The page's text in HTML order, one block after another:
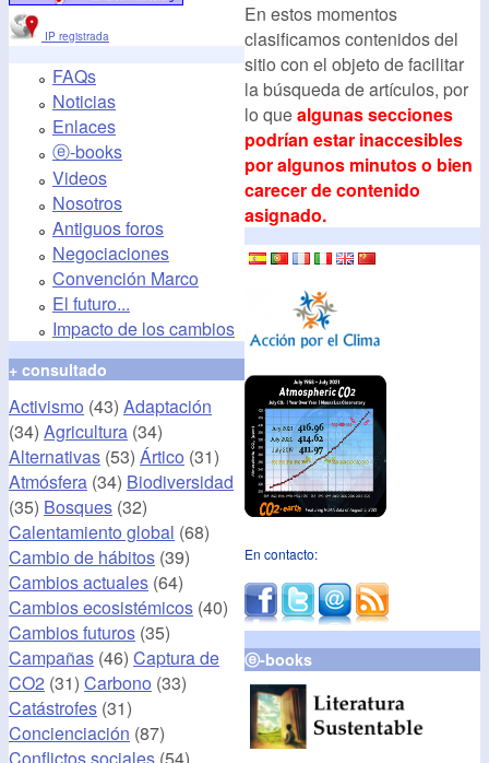
IP registrada
FAQs
Noticias
Enlaces
ⓔ-books
Videos
Nosotros
Antiguos foros
Negociaciones
Convención Marco
El futuro...
Impacto de los cambios
+ consultado
Activismo (43) Adaptación
(34) Agricultura (34)
Alternativas (53) Ártico (31)
Atmósfera (34) Biodiversidad
(35) Bosques (32)
Calentamiento global (68)
Cambio de hábitos (39)
Cambios actuales (64)
Cambios ecosistémicos (40)
Cambios futuros (35)
Campañas (46) Captura de
CO2 (31) Carbono (33)
Catástrofes (31)
Concienciación (87)
En estos momentos
clasificamos contenidos del
sitio con el objeto de facilitar
la búsqueda de artículos, por
lo quealgunas secciones
podrían estar inaccesibles
por algunos minutos o bien
carecer de contenido
asignado.
En contacto:
ⓔ-books